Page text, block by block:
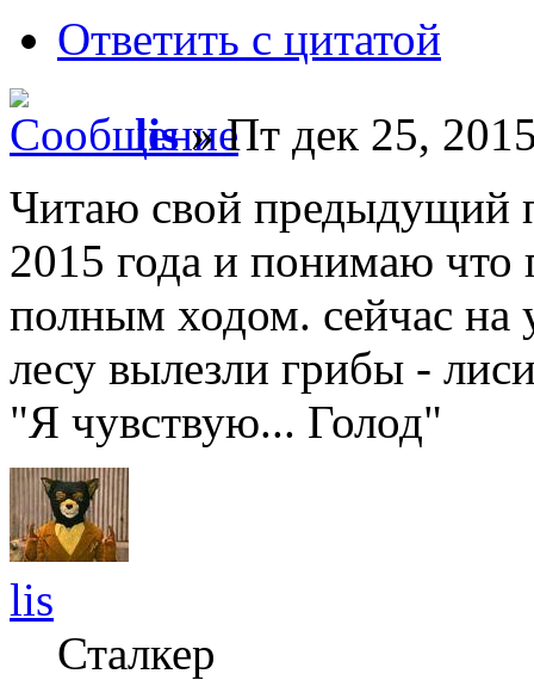
Ответить с цитатой
lis» Пт дек 25,
Читаю свой предыдущий
2015 года и понимаю что
полным ходом. сейчас на
лесу вылезли грибы -
"Я чувствую... Голод"
lis
Сталкер